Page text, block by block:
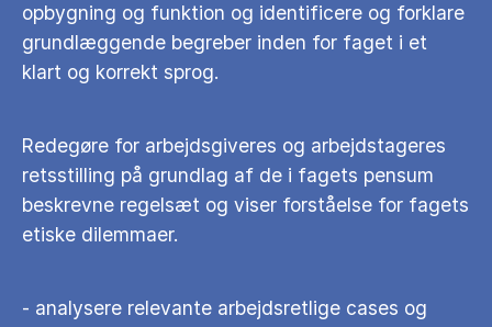
opbygning og funktion og identificere og forklare
grundlæggende begreber inden for faget i et
klart og korrekt sprog.
Redegøre for arbejdsgiveres og arbejdstageres
retsstilling på grundlag af de i fagets pensum
beskrevne regelsæt og viser forståelse for fagets
etiske dilemmaer.
- analysere relevante arbejdsretlige cases og